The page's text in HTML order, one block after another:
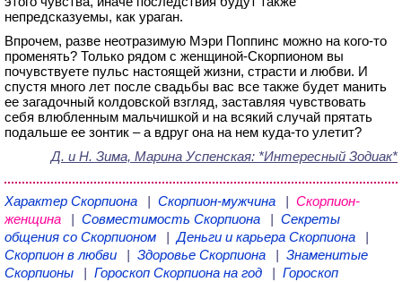
непредсказуемы, как ураган.
Впрочем, разве неотразимую Мэри Поппинс можно на кого-то
променять? Только рядом с женщиной-Скорпионом вы
почувствуете пульс настоящей жизни, страсти и любви. И
спустя много лет после свадьбы вас все также будет манить
ее загадочный колдовской взгляд, заставляя чувствовать
себя влюбленным мальчишкой и на всякий случай прятать
подальше ее зонтик – а вдруг она на нем куда-то улетит?
Д. и Н. Зима, Марина Успенская: *Интересный Зодиак*
Характер Скорпиона | Скорпион-мужчина | Скорпион-
женщина
| Совместимость Скорпиона | Секреты
общения со Скорпионом
|Деньги и карьера Скорпиона
|
Скорпион в любви
| Здоровье Скорпиона | Знаменитые
Скорпионы
| Гороскоп Скорпиона на год | Гороскоп